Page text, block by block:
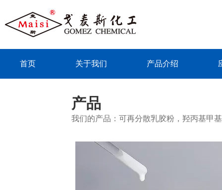
首页 关于我们 产品介绍
产品
我们的产品：可再分散乳胶粉，羟丙基甲